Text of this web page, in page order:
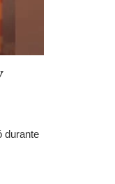
durante